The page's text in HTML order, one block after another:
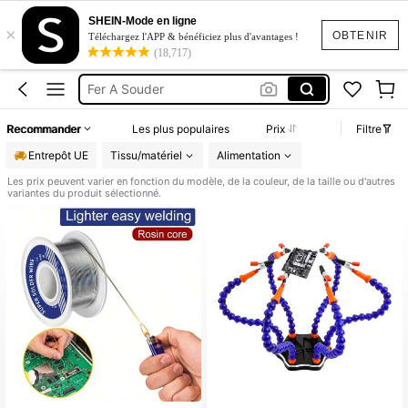
OBTENIR
×
SHEIN-Mode en ligne
Téléchargez l'APP & bénéficiez plus d'avantages !
(18,717)
Seringue Pour Squishy
Fer A Souder
Vaseline
Soldering
Seringue
Recommander Les plus populaires Prix
Filtre
Entrepôt UE
Tissu/matériel Alimentation
Les prix peuvent varier en fonction du modèle, de la couleur, de la taille ou d'autres
variantes du produit sélectionné.